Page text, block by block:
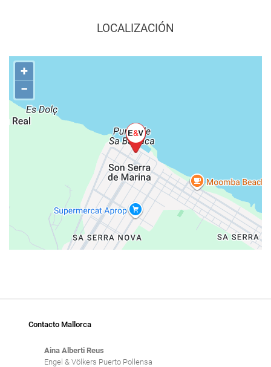
LOCALIZACIÓN
+
−
Contacto Mallorca
Aina Alberti Reus
Engel & Völkers Puerto Pollensa